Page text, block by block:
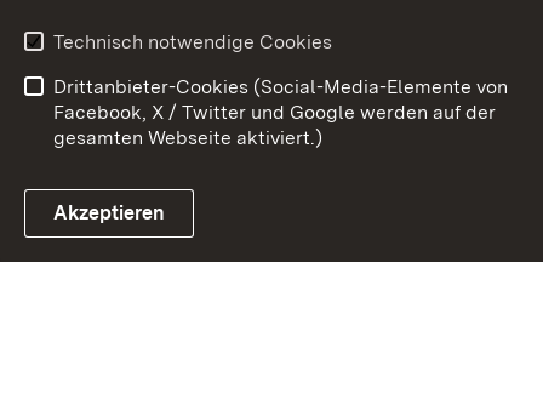
Link zum Landesportal
Barrierefreiheit
Impressum Cookies
Technisch notwendige Cookies
Drittanbieter-Cookies (Social-Media-Elemente von
Facebook, X / Twitter und Google werden auf der
gesamten Webseite aktiviert.)
Akzeptieren